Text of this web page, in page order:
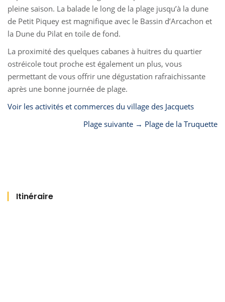
pleine saison. La balade le long de la plage jusqu’à la dune
de Petit Piquey est magnifique avec le Bassin d’Arcachon et
la Dune du Pilat en toile de fond.
La proximité des quelques cabanes à huitres du quartier
ostréicole tout proche est également un plus, vous
permettant de vous offrir une dégustation rafraichissante
après une bonne journée de plage.
Voir les activités et commerces du village des Jacquets
Plage suivante → Plage de la Truquette
Itinéraire